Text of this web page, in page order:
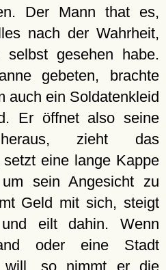
Der Mann that es,
nach der Wahrheit,
gesehen habe.
gebeten, brachte
auch ein Soldatenkleid
Er öffnet also seine
zieht das
eine lange Kappe
sein Angesicht zu
Geld mit sich, steigt
eilt dahin. Wenn
oder eine Stadt
will, so nimmt er die